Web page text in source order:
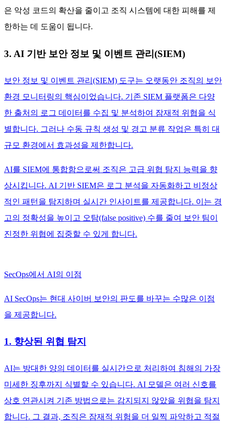
은 악성 코드의 확산을 줄이고 조직 시스템에 대한 피해를 제
한하는 데 도움이 됩니다.
3. AI 기반 보안 정보 및 이벤트 관리(SIEM)
보안 정보 및 이벤트 관리(SIEM) 도구는 오랫동안 조직의 보안
환경 모니터링의 핵심이었습니다. 기존 SIEM 플랫폼은 다양
한 출처의 로그 데이터를 수집 및 분석하여 잠재적 위협을 식
별합니다. 그러나 수동 규칙 생성 및 경고 분류 작업은 특히 대
규모 환경에서 효과성을 제한합니다.
AI를 SIEM에 통합함으로써 조직은 고급 위협 탐지 능력을 향
상시킵니다. AI 기반 SIEM은 로그 분석을 자동화하고 비정상
적인 패턴을 탐지하며 실시간 인사이트를 제공합니다. 이는 경
고의 정확성을 높이고 오탐(false positive) 수를 줄여 보안 팀이
진정한 위협에 집중할 수 있게 합니다.
SecOps에서 AI의 이점
AI SecOps는 현대 사이버 보안의 판도를 바꾸는 수많은 이점
을 제공합니다.
1. 향상된 위협 탐지
AI는 방대한 양의 데이터를 실시간으로 처리하여 침해의 가장
미세한 징후까지 식별할 수 있습니다. AI 모델은 여러 신호를
상호 연관시켜 기존 방법으로는 감지되지 않았을 위협을 탐지
합니다. 그 결과, 조직은 잠재적 위험을 더 일찍 파악하고 적절